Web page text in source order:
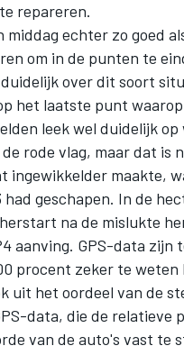
repareren.
echter zo goed
om in de punten te
over dit soort
het laatste punt
leek wel duidelijk
rode vlag, maar dat is
ingewikkelder maakte,
geschapen. In de
na de mislukte
aanving. GPS-data zijn
procent zeker te
uit het oordeel van de
data, die de relatieve
van de auto's vast te